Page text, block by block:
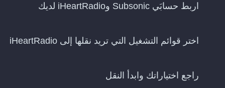
اربط حسابَي Subsonic وiHeartRadio لديك
اختر قوائم التشغيل التي تريد نقلها إلى iHeartRadio
راجع اختياراتك وابدأ النقل